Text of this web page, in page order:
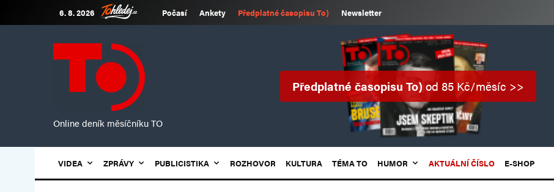
6. 8. 2026 Počasí Ankety Předplatné časopisu To) Newsletter
Online deník měsíčníku TO
Předplatné časopisu To)od 85 Kč/měsíc >>
VIDEA ZPRÁVY PUBLICISTIKA ROZHOVOR KULTURA TÉMA TO HUMOR AKTUÁLNÍ ČÍSLO E-SHOP